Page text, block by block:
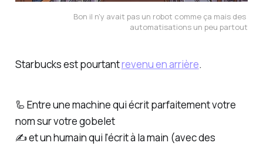
Bon il n'y avait pas un robot comme ça mais des
automatisations un peu partout
Starbucks est pourtantrevenu en arrière.
🦾 Entre une machine qui écrit parfaitement votre
nom sur votre gobelet
✍️ et un humain qui l'écrit à la main (avec des